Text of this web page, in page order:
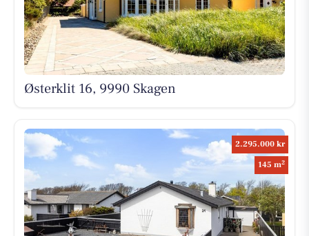
Østerklit 16, 9990 Skagen
2.295.000 kr
145 m2